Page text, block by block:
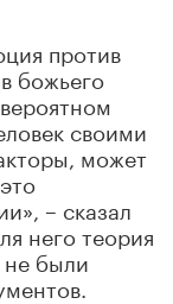
против
божьего
своими
может
– сказал
него теория
были